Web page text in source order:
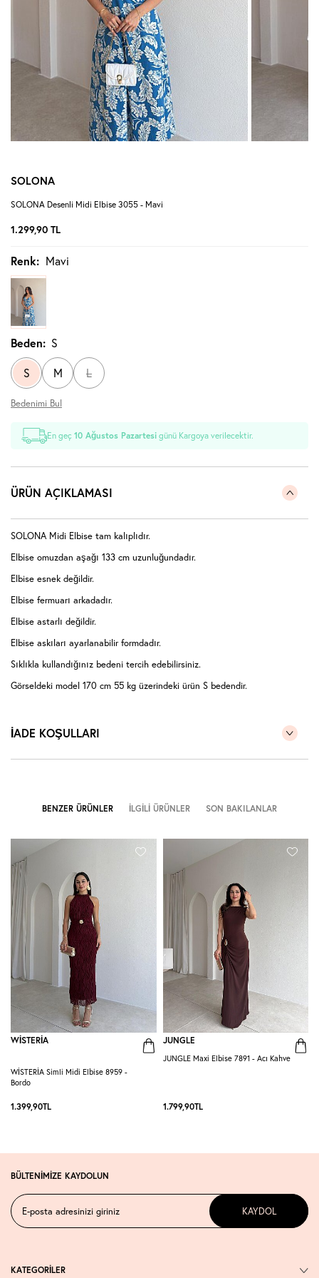
SOLONA
SOLONA Desenli Midi Elbise 3055 - Mavi
1.299,90 TL
Renk: Mavi
Beden: S
S M L
Bedenimi Bul
En geç10 Ağustos Pazartesi günü Kargoya verilecektir.
ÜRÜN AÇIKLAMASI
SOLONA Midi Elbise tam kalıplıdır.
Elbise omuzdan aşağı 133 cm uzunluğundadır.
Elbise esnek değildir.
Elbise fermuarı arkadadır.
Elbise astarlı değildir.
Elbise askıları ayarlanabilir formdadır.
Sıklıkla kullandığınız bedeni tercih edebilirsiniz.
Görseldeki model 170 cm 55 kg üzerindeki ürün S bedendir.
İADE KOŞULLARI
BENZER ÜRÜNLER İLGILI ÜRÜNLER SON BAKILANLAR
WİSTERİA
WİSTERİA Simli Midi Elbise 8959 -
Bordo
1.399,90TL
JUNGLE
JUNGLE Maxi Elbise 7891 - Acı Kahve
1.799,90TL
BÜLTENİMİZE KAYDOLUN
KAYDOL
KATEGORİLER